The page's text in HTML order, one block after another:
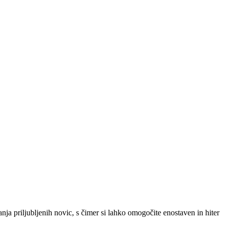
priljubljenih novic, s čimer si lahko omogočite enostaven in hiter